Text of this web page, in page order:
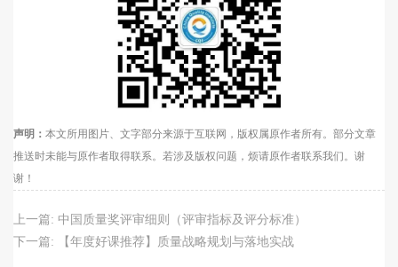
声明： 本文所用图片、文字部分来源于互联网，版权属原作者所有。部分文章
推送时未能与原作者取得联系。若涉及版权问题，烦请原作者联系我们。谢
谢！
上一篇: 中国质量奖评审细则（评审指标及评分标准）
下一篇:
【年度好课推荐】质量战略规划与落地实战